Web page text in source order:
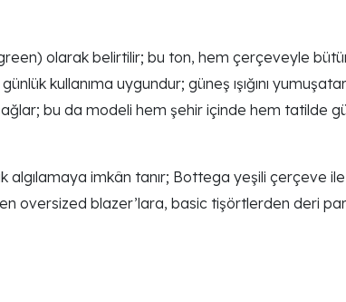
olarak belirtilir; bu ton, hem çerçeveyle
kullanıma uygundur; güneş ışığını
bu da modeli hem şehir içinde hem tatilde
algılamaya imkân tanır; Bottega yeşili çerçeve
oversized blazer’lara, basic tişörtlerden deri